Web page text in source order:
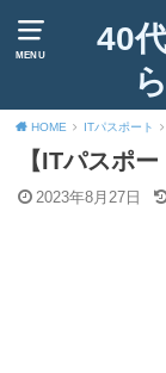
MENU
40
HOME ITパスポート
【ITパスポ
2023年8月27日